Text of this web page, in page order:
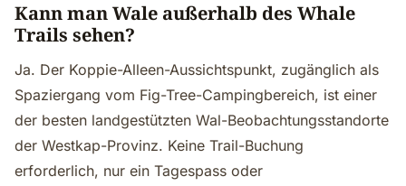
Kann man Wale außerhalb des Whale
Trails sehen?
Ja. Der Koppie-Alleen-Aussichtspunkt, zugänglich als
Spaziergang vom Fig-Tree-Campingbereich, ist einer
der besten landgestützten Wal-Beobachtungsstandorte
der Westkap-Provinz. Keine Trail-Buchung
erforderlich, nur ein Tagespass oder